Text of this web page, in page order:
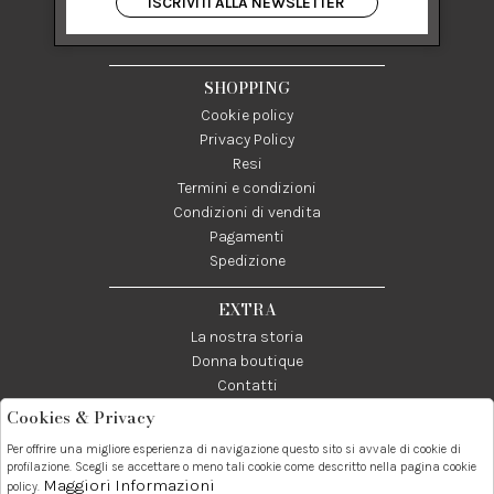
84122 Salerno Italia
P IVA 03024950655
SHOPPING
Cookie policy
Privacy Policy
Resi
Termini e condizioni
Condizioni di vendita
Pagamenti
Spedizione
EXTRA
La nostra storia
Donna boutique
Contatti
Telefono:
089237858
Whatsapp:
3338855601
Contatti:
info@donna1981.it
Cookies & Privacy
Per offrire una migliore esperienza di navigazione questo sito si avvale di cookie di
profilazione. Scegli se accettare o meno tali cookie come descritto nella pagina cookie
policy. Maggiori Informazioni